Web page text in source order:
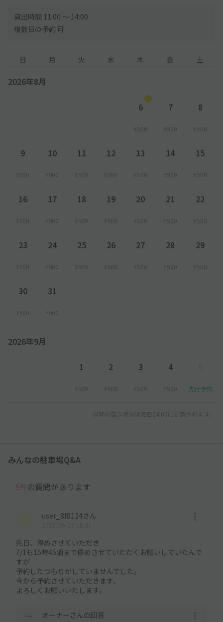
貸出時間 11:00 〜 14:00
複数日の予約 可
日 月 火 水 木 金 土
2026年8月
6
¥500
7
¥500
8
¥500
9
¥500
10
¥500
11
¥500
12
¥500
13
¥500
14
¥500
15
¥500
16
¥500
17
¥500
18
¥500
19
¥500
20
¥500
21
¥500
22
¥500
23
¥500
24
¥500
25
¥500
26
¥500
27
¥500
28
¥500
29
¥500
30
¥500
31
¥500
2026年9月
1
¥500
2
¥500
3
¥500
4
¥500 先行予約
以降の空き状況は毎日24:00に更新されます。
みんなの駐車場Q&A
5件の質問があります
user_8f8124さん
先日、停めさせていただき
7/1も15時45頃まで停めさせていただくお願いしていたんで
すが
予約したつもりがしていませんでした。
今から予約させていただきます。
よろしくお願いいたします。
オーナーさんの回答